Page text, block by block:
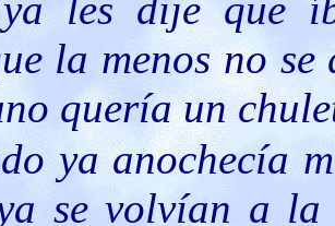
la menos no
quería un
ya anochecía
se volvían a